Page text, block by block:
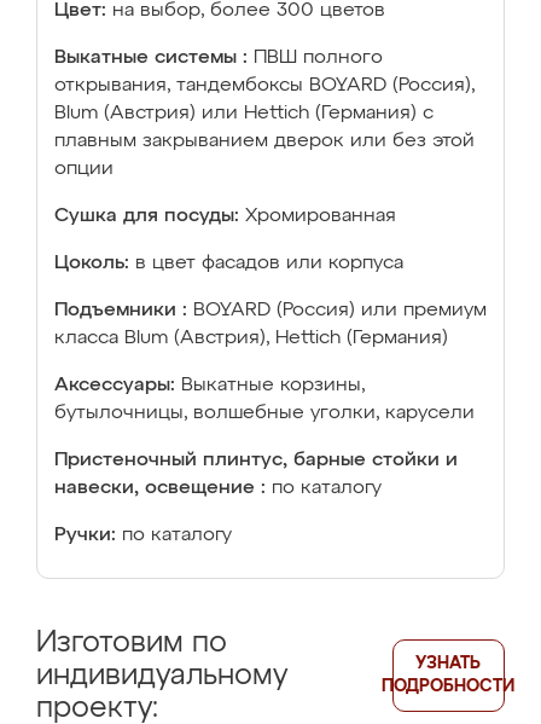
Цвет: на выбор, более 300 цветов
Выкатные системы :
ПВШ полного
открывания, тандембоксы BOYARD (Россия),
Blum (Австрия) или Hettich (Германия) с
плавным закрыванием дверок или без этой
опции
Сушка для посуды: Хромированная
Цоколь: в цвет фасадов или корпуса
Подъемники : BOYARD (Россия) или премиум
класса Blum (Австрия), Hettich (Германия)
Аксессуары: Выкатные корзины,
бутылочницы, волшебные уголки, карусели
Пристеночный плинтус, барные стойки и
навески, освещение : по каталогу
Ручки: по каталогу
Изготовим по
индивидуальному
проекту:
УЗНАТЬ
ПОДРОБНОСТИ